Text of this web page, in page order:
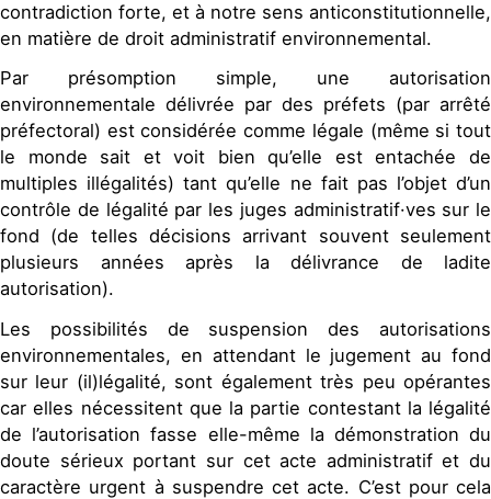
contradiction forte, et à notre sens anticonstitutionnelle,
en matière de droit administratif environnemental.
Par présomption simple, une autorisation
environnementale délivrée par des préfets (par arrêté
préfectoral) est considérée comme légale (même si tout
le monde sait et voit bien qu’elle est entachée de
multiples illégalités) tant qu’elle ne fait pas l’objet d’un
contrôle de légalité par les juges administratif·ves sur le
fond (de telles décisions arrivant souvent seulement
plusieurs années après la délivrance de ladite
autorisation).
Les possibilités de suspension des autorisations
environnementales, en attendant le jugement au fond
sur leur (il)légalité, sont également très peu opérantes
car elles nécessitent que la partie contestant la légalité
de l’autorisation fasse elle-même la démonstration du
doute sérieux portant sur cet acte administratif et du
caractère urgent à suspendre cet acte. C’est pour cela